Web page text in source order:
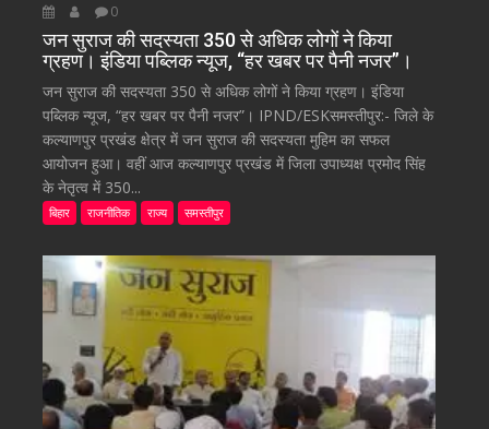
0
जन सुराज की सदस्यता 350 से अधिक लोगों ने किया
ग्रहण। इंडिया पब्लिक न्यूज, “हर खबर पर पैनी नजर”।
जन सुराज की सदस्यता 350 से अधिक लोगों ने किया ग्रहण। इंडिया
पब्लिक न्यूज, “हर खबर पर पैनी नजर”। IPND/ESKसमस्तीपुर:- जिले के
कल्याणपुर प्रखंड क्षेत्र में जन सुराज की सदस्यता मुहिम का सफल
आयोजन हुआ। वहीं आज कल्याणपुर प्रखंड में जिला उपाध्यक्ष प्रमोद सिंह
के नेतृत्व में 350...
बिहार राजनीतिक राज्य समस्तीपुर